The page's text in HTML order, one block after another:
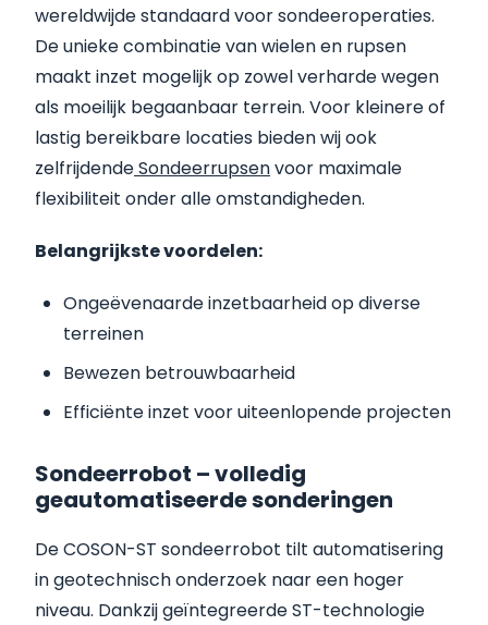
wereldwijde standaard voor sondeeroperaties.
De unieke combinatie van wielen en rupsen
maakt inzet mogelijk op zowel verharde wegen
als moeilijk begaanbaar terrein. Voor kleinere of
lastig bereikbare locaties bieden wij ook
zelfrijdendeSondeerrupsenvoor maximale
flexibiliteit onder alle omstandigheden.
Belangrijkste voordelen:
Ongeëvenaarde inzetbaarheid op diverse
terreinen
Bewezen betrouwbaarheid
Efficiënte inzet voor uiteenlopende projecten
Sondeerrobot – volledig
geautomatiseerde sonderingen
De COSON-ST sondeerrobot tilt automatisering
in geotechnisch onderzoek naar een hoger
niveau. Dankzij geïntegreerde ST-technologie